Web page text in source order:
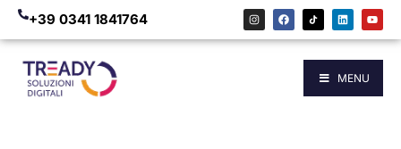
+39 0341 1841764
MENU